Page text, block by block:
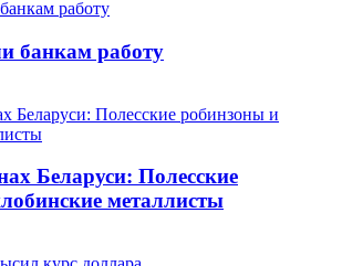
банкам работу
Беларуси: Полесские
металлисты